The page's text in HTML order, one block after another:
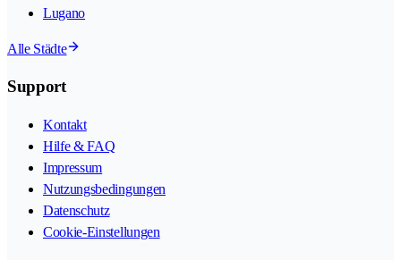
Lugano
Alle Städte
Support
Kontakt
Hilfe & FAQ
Impressum
Nutzungsbedingungen
Datenschutz
Cookie-Einstellungen